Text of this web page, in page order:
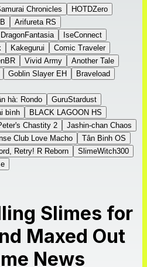
Chronicles
HOTDZero
Arifureta RS
DragonFantasia
IseConnect
Kakegurui
Comic Traveler
Vivid Army
Another Tale
Goblin Slayer EH
Braveload
hà: Rondo
GuruStardust
bình
BLACK LAGOON HS
Chastity 2
Jashin-chan Chaos
Club Love Macho
Tân Binh OS
Retry! R Reborn
SlimeWitch300
Slimes for
Maxed Out
News